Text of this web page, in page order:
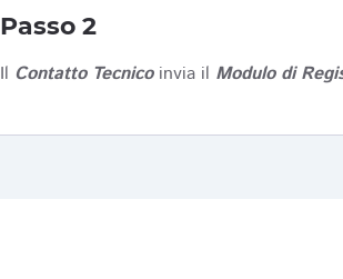
Passo 2
Il Contatto Tecnicoinvia il Modulo di